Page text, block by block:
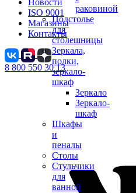
раковиной
Подстолье
для
столешницы
Зеркала,
полки,
зеркало-
шкаф
Зеркало
Зеркало-
шкаф
Шкафы
и
пеналы
Столы
Стульчики
для
ванной
ISO 9001
Магазины
Контакты
8 800 550 30 13